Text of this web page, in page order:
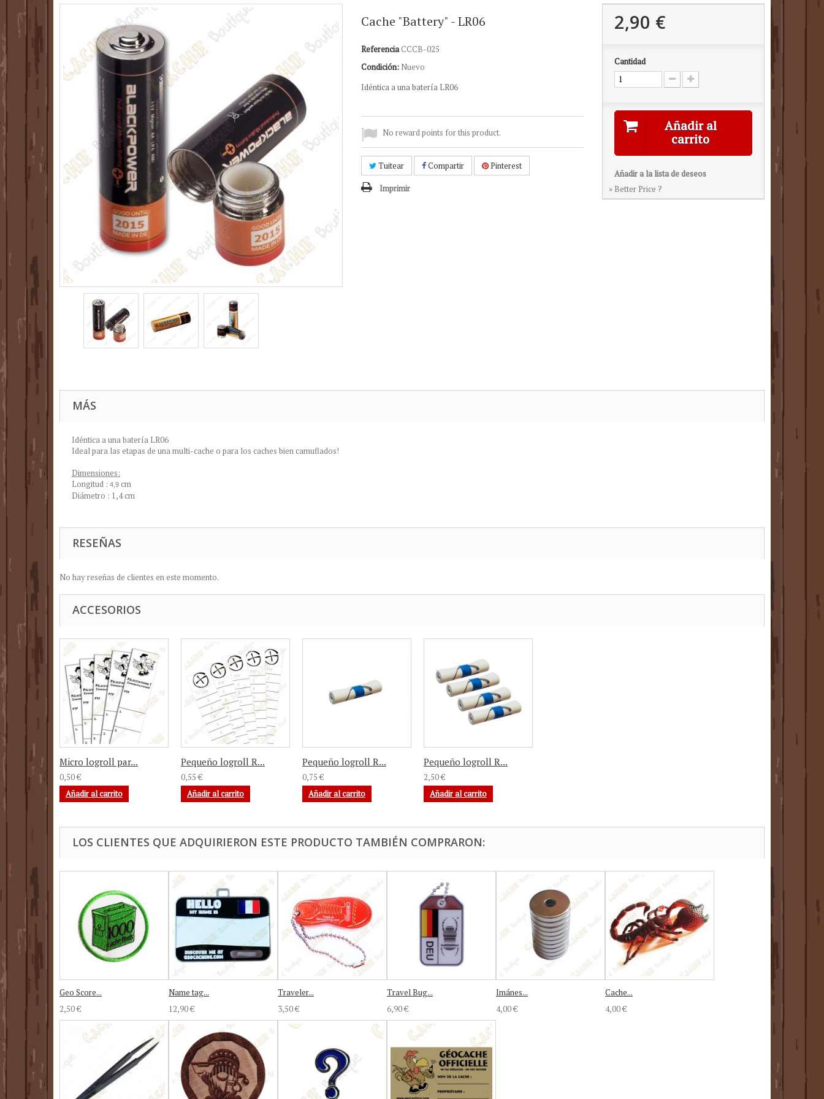
Cache "Battery" - LR06
ReferenciaCCCB-025
Condición: Nuevo
Idéntica auna batería LR06
No reward points for this product.
Tuitear Compartir Pinterest
Imprimir
2,90 €
Cantidad
Añadir al
carrito
Añadir a la lista de deseos
» Better Price ?
MÁS
Idéntica auna batería LR06
Ideal para las etapas de una multi-cache o para los caches bien camuflados!
Dimensiones:
Longitud : 4,9 cm
Diámetro : 1,4 cm
RESEÑAS
No hay reseñas de clientes en este momento.
ACCESORIOS
Micro logroll par...
0,50 €
Añadir al carrito
Pequeño logroll R...
0,55 €
Añadir al carrito
Pequeño logroll R...
0,75 €
Añadir al carrito
Pequeño logroll R...
2,50 €
Añadir al carrito
LOS CLIENTES QUE ADQUIRIERON ESTE PRODUCTO TAMBIÉN COMPRARON:
Geo Score...
2,50 €
Name tag...
12,90 €
Traveler...
3,50 €
Travel Bug...
6,90 €
Imánes...
4,00 €
Cache...
4,00 €